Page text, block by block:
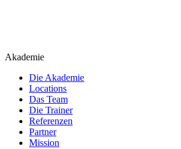
Akademie
Die Akademie
Locations
Das Team
Die Trainer
Referenzen
Partner
Mission